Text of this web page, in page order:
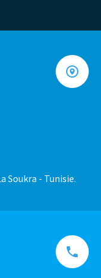
Soukra - Tunisie.